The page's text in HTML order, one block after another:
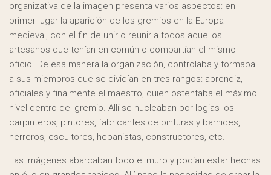
organizativa de la imagen presenta varios aspectos: en
primer lugar la aparición de los gremios en la Europa
medieval, con el fin de unir o reunir a todos aquellos
artesanos que tenían en común o compartían el mismo
oficio. De esa manera la organización, controlaba y formaba
a sus miembros que se dividían en tres rangos: aprendiz,
oficiales y finalmente el maestro, quien ostentaba el máximo
nivel dentro del gremio. Allí se nucleaban por logias los
carpinteros, pintores, fabricantes de pinturas y barnices,
herreros, escultores, hebanistas, constructores, etc.
Las imágenes abarcaban todo el muro y podían estar hechas